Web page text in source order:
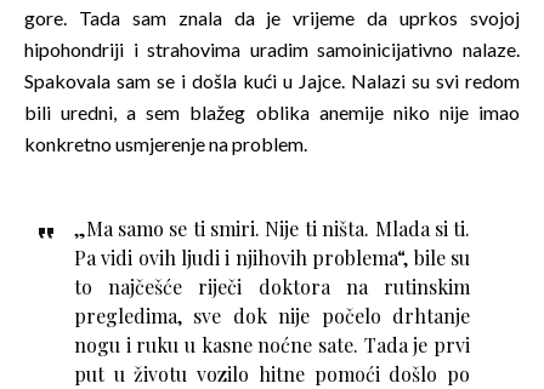
gore. Tada sam znala da je vrijeme da uprkos svojoj
hipohondriji i strahovima uradim samoinicijativno nalaze.
Spakovala sam se i došla kući u Jajce. Nalazi su svi redom
bili uredni, a sem blažeg oblika anemije niko nije imao
konkretno usmjerenje na problem.
„Ma samo se ti smiri. Nije ti ništa. Mlada si ti.
Pa vidi ovih ljudi i njihovih problema“, bile su
to najčešće riječi doktora na rutinskim
pregledima, sve dok nije počelo drhtanje
nogu i ruku u kasne noćne sate. Tada je prvi
put u životu vozilo hitne pomoći došlo po